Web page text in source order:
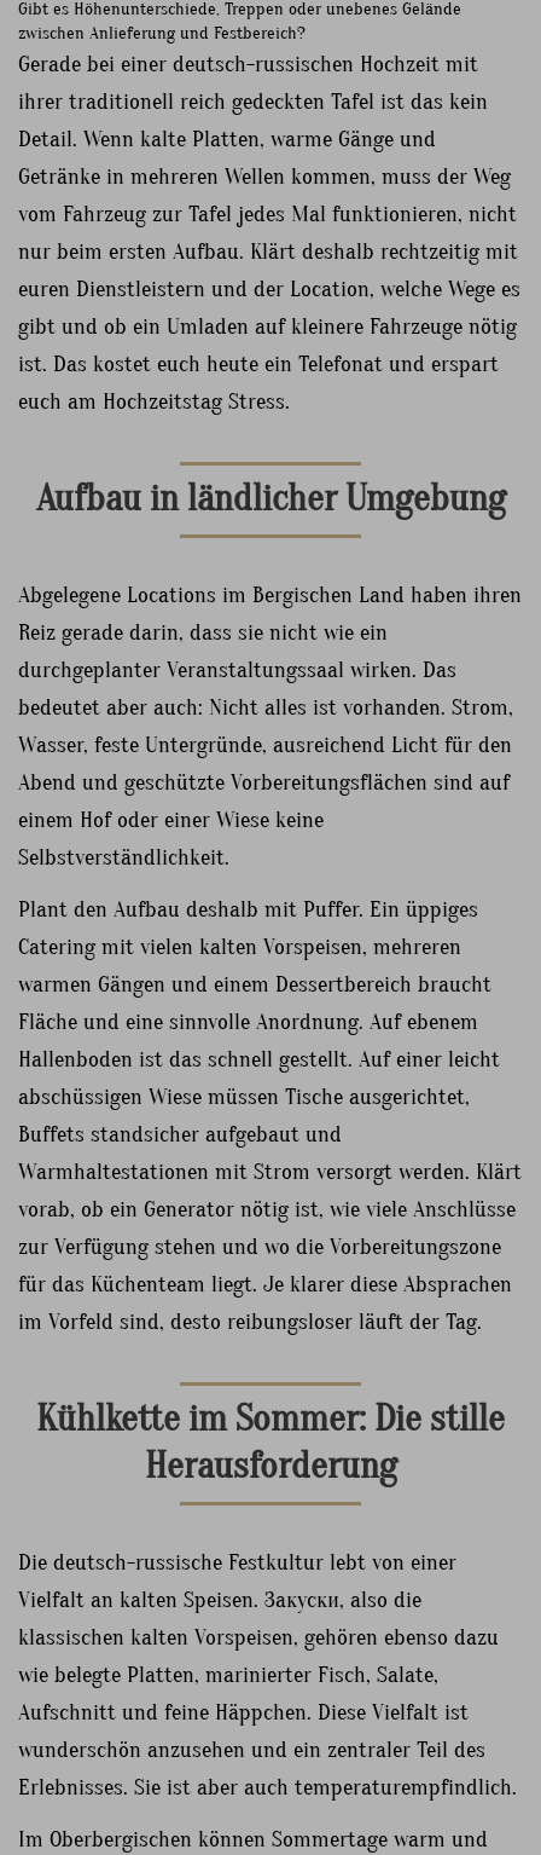
Gibt es Höhenunterschiede, Treppen oder unebenes Gelände
zwischen Anlieferung und Festbereich?
Gerade bei einer deutsch-russischen Hochzeit mit
ihrer traditionell reich gedeckten Tafel ist das kein
Detail. Wenn kalte Platten, warme Gänge und
Getränke in mehreren Wellen kommen, muss der Weg
vom Fahrzeug zur Tafel jedes Mal funktionieren, nicht
nur beim ersten Aufbau. Klärt deshalb rechtzeitig mit
euren Dienstleistern und der Location, welche Wege es
gibt und ob ein Umladen auf kleinere Fahrzeuge nötig
ist. Das kostet euch heute ein Telefonat und erspart
euch am Hochzeitstag Stress.
Aufbau in ländlicher Umgebung
Abgelegene Locations im Bergischen Land haben ihren
Reiz gerade darin, dass sie nicht wie ein
durchgeplanter Veranstaltungssaal wirken. Das
bedeutet aber auch: Nicht alles ist vorhanden. Strom,
Wasser, feste Untergründe, ausreichend Licht für den
Abend und geschützte Vorbereitungsflächen sind auf
einem Hof oder einer Wiese keine
Selbstverständlichkeit.
Plant den Aufbau deshalb mit Puffer. Ein üppiges
Catering mit vielen kalten Vorspeisen, mehreren
warmen Gängen und einem Dessertbereich braucht
Fläche und eine sinnvolle Anordnung. Auf ebenem
Hallenboden ist das schnell gestellt. Auf einer leicht
abschüssigen Wiese müssen Tische ausgerichtet,
Buffets standsicher aufgebaut und
Warmhaltestationen mit Strom versorgt werden. Klärt
vorab, ob ein Generator nötig ist, wie viele Anschlüsse
zur Verfügung stehen und wo die Vorbereitungszone
für das Küchenteam liegt. Je klarer diese Absprachen
im Vorfeld sind, desto reibungsloser läuft der Tag.
Kühlkette im Sommer: Die stille
Herausforderung
Die deutsch-russische Festkultur lebt von einer
Vielfalt an kalten Speisen. Закуски, also die
klassischen kalten Vorspeisen, gehören ebenso dazu
wie belegte Platten, marinierter Fisch, Salate,
Aufschnitt und feine Häppchen. Diese Vielfalt ist
wunderschön anzusehen und ein zentraler Teil des
Erlebnisses. Sie ist aber auch temperaturempfindlich.
Im Oberbergischen können Sommertage warm und